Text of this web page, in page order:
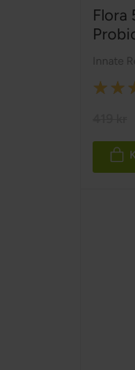
Flora
Innate
Rating: